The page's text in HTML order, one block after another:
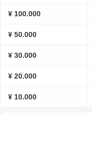
¥ 100.000
¥ 50.000
¥ 30.000
¥ 20.000
¥ 10.000